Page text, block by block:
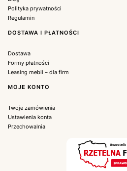
Polityka prywatności
Regulamin
DOSTAWA I PŁATNOŚCI
Dostawa
Formy płatności
Leasing mebli – dla firm
MOJE KONTO
Twoje zamówienia
Ustawienia konta
Przechowalnia